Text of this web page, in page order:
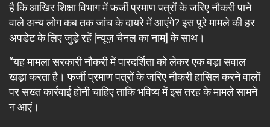
है कि आखिर शिक्षा विभाग में फर्जी प्रमाण पत्रों के जरिए नौकरी पाने
वाले अन्य लोग कब तक जांच के दायरे में आएंगे? इस पूरे मामले की हर
अपडेट के लिए जुड़े रहें [न्यूज़ चैनल का नाम] के साथ।
“यह मामला सरकारी नौकरी में पारदर्शिता को लेकर एक बड़ा सवाल
खड़ा करता है। फर्जी प्रमाण पत्रों के जरिए नौकरी हासिल करने वालों
पर सख्त कार्रवाई होनी चाहिए ताकि भविष्य में इस तरह के मामले सामने
न आएं।